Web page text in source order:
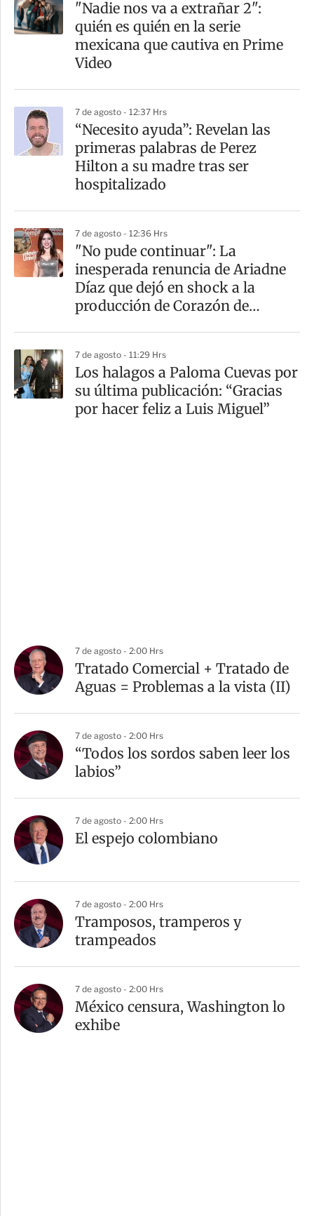
"Nadie nos va a extrañar 2":
quién es quién en la serie
mexicana que cautiva en Prime
Video
7 de agosto - 12:37 Hrs
“Necesito ayuda”: Revelan las
primeras palabras de Perez
Hilton a su madre tras ser
hospitalizado
7 de agosto - 12:36 Hrs
"No pude continuar": La
inesperada renuncia de Ariadne
Díaz que dejó en shock a la
producción de Corazón de
7 de agosto - 11:29 Hrs
Los halagos a Paloma Cuevas por
su última publicación: “Gracias
por hacer feliz a Luis Miguel”
7 de agosto - 2:00 Hrs
Tratado Comercial + Tratado de
Aguas = Problemas a la vista (II)
7 de agosto - 2:00 Hrs
“Todos los sordos saben leer los
labios”
7 de agosto - 2:00 Hrs
El espejo colombiano
7 de agosto - 2:00 Hrs
Tramposos, tramperos y
trampeados
7 de agosto - 2:00 Hrs
México censura, Washington lo
exhibe